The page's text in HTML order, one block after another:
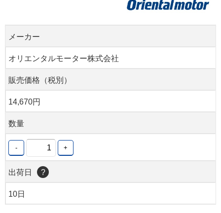
メーカー
オリエンタルモーター株式会社
販売価格（税別）
14,670円
数量
- +
出荷日 ?
10日